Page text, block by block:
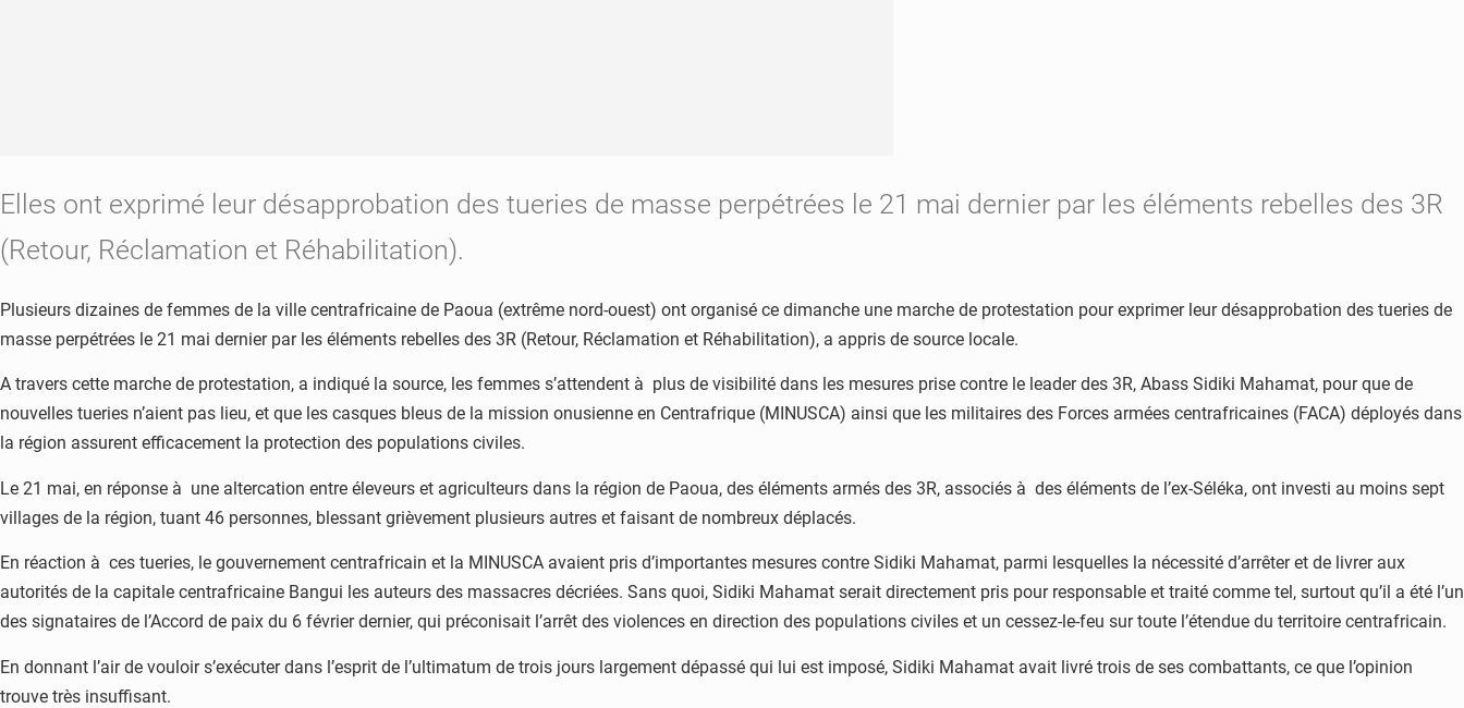
Elles ont exprimé leur désapprobation des tueries de masse perpétrées le 21 mai dernier par les éléments rebelles des 3R
(Retour, Réclamation et Réhabilitation).
Plusieurs dizaines de femmes de la ville centrafricaine de Paoua (extrême nord-ouest) ont organisé ce dimanche une marche de protestation pour exprimer leur désapprobation des tueries de
masse perpétrées le 21 mai dernier par les éléments rebelles des 3R (Retour, Réclamation et Réhabilitation), a appris de source locale.
A travers cette marche de protestation, a indiqué la source, les femmes s’attendent à plus de visibilité dans les mesures prise contre le leader des 3R, Abass Sidiki Mahamat, pour que de
nouvelles tueries n’aient pas lieu, et que les casques bleus de la mission onusienne en Centrafrique (MINUSCA) ainsi que les militaires des Forces armées centrafricaines (FACA) déployés dans
la région assurent efficacement la protection des populations civiles.
Le 21 mai, en réponse à une altercation entre éleveurs et agriculteurs dans la région de Paoua, des éléments armés des 3R, associés à des éléments de l’ex-Séléka, ont investi au moins sept
villages de la région, tuant 46 personnes, blessant grièvement plusieurs autres et faisant de nombreux déplacés.
En réaction à ces tueries, le gouvernement centrafricain et la MINUSCA avaient pris d’importantes mesures contre Sidiki Mahamat, parmi lesquelles la nécessité d’arrêter et de livrer aux
autorités de la capitale centrafricaine Bangui les auteurs des massacres décriées. Sans quoi, Sidiki Mahamat serait directement pris pour responsable et traité comme tel, surtout qu’il a été l’un
des signataires de l’Accord de paix du 6 février dernier, qui préconisait l’arrêt des violences en direction des populations civiles et un cessez-le-feu sur toute l’étendue du territoire centrafricain.
En donnant l’air de vouloir s’exécuter dans l’esprit de l’ultimatum de trois jours largement dépassé qui lui est imposé, Sidiki Mahamat avait livré trois de ses combattants, ce que l’opinion
trouve très insuffisant.